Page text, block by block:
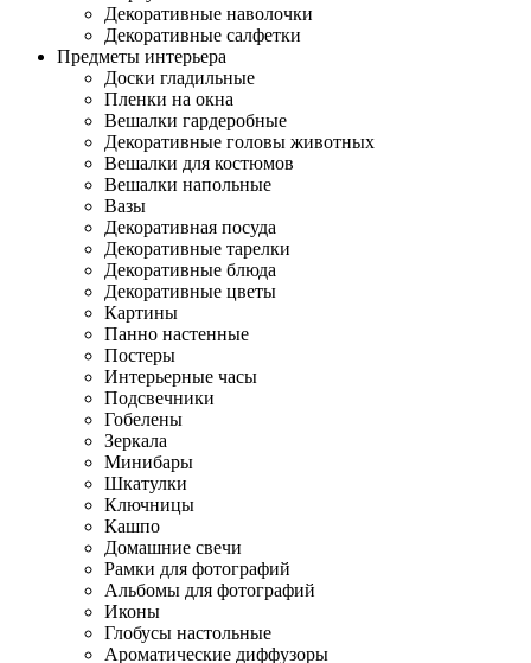
Декоративные наволочки
Декоративные салфетки
Предметы интерьера
Доски гладильные
Пленки на окна
Вешалки гардеробные
Декоративные головы животных
Вешалки для костюмов
Вешалки напольные
Вазы
Декоративная посуда
Декоративные тарелки
Декоративные блюда
Декоративные цветы
Картины
Панно настенные
Постеры
Интерьерные часы
Подсвечники
Гобелены
Зеркала
Минибары
Шкатулки
Ключницы
Кашпо
Домашние свечи
Рамки для фотографий
Альбомы для фотографий
Иконы
Глобусы настольные
Ароматические диффузоры